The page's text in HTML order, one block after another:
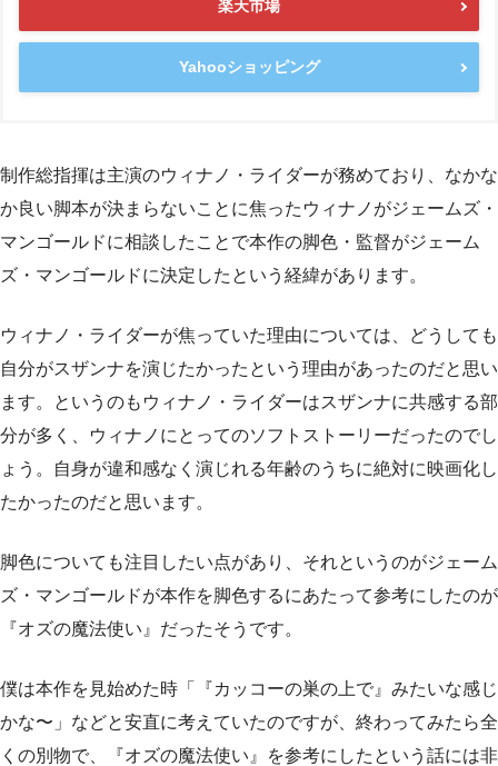
楽天市場
Yahooショッピング
制作総指揮は主演のウィナノ・ライダーが務めており、なかな
か良い脚本が決まらないことに焦ったウィナノがジェームズ・
マンゴールドに相談したことで本作の脚色・監督がジェーム
ズ・マンゴールドに決定したという経緯があります。
ウィナノ・ライダーが焦っていた理由については、どうしても
自分がスザンナを演じたかったという理由があったのだと思い
ます。というのもウィナノ・ライダーはスザンナに共感する部
分が多く、ウィナノにとってのソフトストーリーだったのでし
ょう。自身が違和感なく演じれる年齢のうちに絶対に映画化し
たかったのだと思います。
脚色についても注目したい点があり、それというのがジェーム
ズ・マンゴールドが本作を脚色するにあたって参考にしたのが
『オズの魔法使い』だったそうです。
僕は本作を見始めた時「『カッコーの巣の上で』みたいな感じ
かな〜」などと安直に考えていたのですが、終わってみたら全
くの別物で、『オズの魔法使い』を参考にしたという話には非